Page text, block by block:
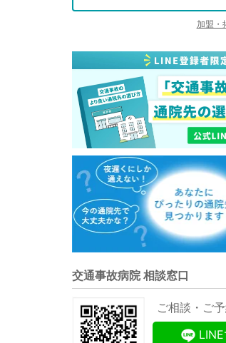
加盟・
交通事故病院 相談窓口
ご相談・ご
LINE